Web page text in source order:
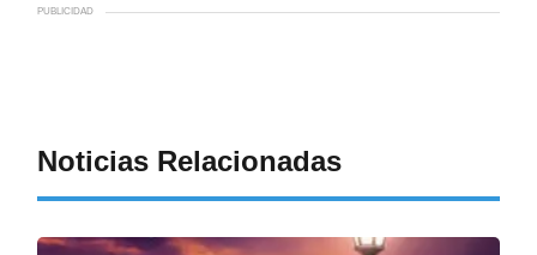
PUBLICIDAD
Noticias Relacionadas